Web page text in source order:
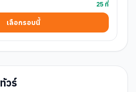
25 ที่
เลือกรอบนี้
วร์